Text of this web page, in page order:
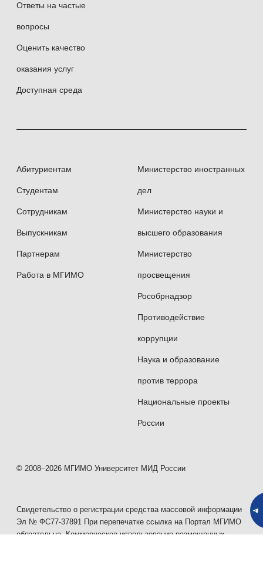
Ответы на частые
вопросы
Оценить качество
оказания услуг
Доступная среда
Абитуриентам
Студентам
Сотрудникам
Выпускникам
Партнерам
Работа в МГИМО
Министерство иностранных
дел
Министерство науки и
высшего образования
Министерство
просвещения
Рособрнадзор
Противодействие
коррупции
Наука и образование
против террора
Национальные проекты
России
© 2008–2026 МГИМО Университет МИД России
Свидетельство о регистрации средства массовой информации
Эл № ФС77-37891 При перепечатке ссылка на Портал МГИМО
обязательна. Коммерческое использование размещенных